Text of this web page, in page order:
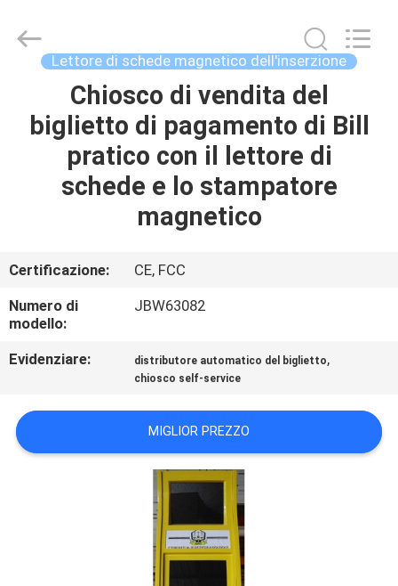
PRODOTTI
GIRO
DELLA
FABBRICA
CONTROLLO
DI
supplier.
Copyright
Lettore di schede magnetico dell'inserzione
Chiosco di vendita del
biglietto di pagamento di Bill
pratico con il lettore di
schede e lo stampatore
magnetico
Certificazione:
CE, FCC
Numero di
modello:
JBW63082
Evidenziare: distributore automatico del biglietto,
chiosco self-service
MIGLIOR PREZZO